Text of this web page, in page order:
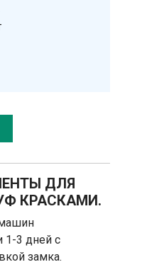
ДЛЯ
КРАСКАМИ.
1-3 дней с
замка.